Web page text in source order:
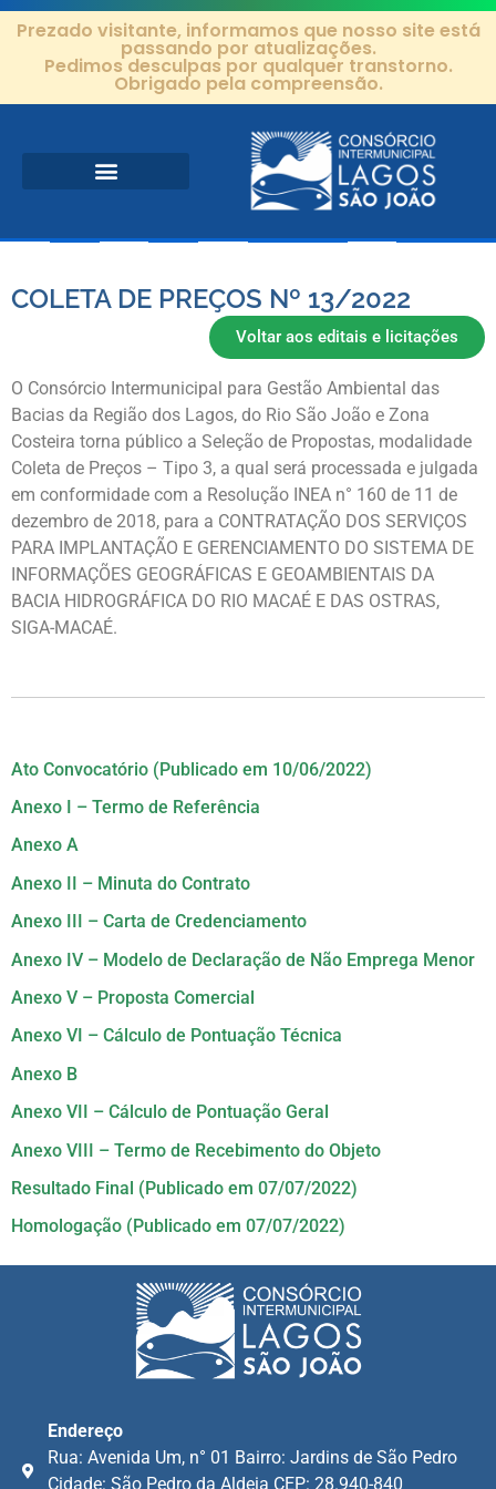
Prezado visitante, informamos que nosso site está
passando por atualizações.
Pedimos desculpas por qualquer transtorno.
Obrigado pela compreensão.
COLETA DE PREÇOS Nº 13/2022
Voltar aos editais e licitações
O Consórcio Intermunicipal para Gestão Ambiental das
Bacias da Região dos Lagos, do Rio São João e Zona
Costeira torna público a Seleção de Propostas, modalidade
Coleta de Preços – Tipo 3, a qual será processada e julgada
em conformidade com a Resolução INEA n° 160 de 11 de
dezembro de 2018, para a CONTRATAÇÃO DOS SERVIÇOS
PARA IMPLANTAÇÃO E GERENCIAMENTO DO SISTEMA DE
INFORMAÇÕES GEOGRÁFICAS E GEOAMBIENTAIS DA
BACIA HIDROGRÁFICA DO RIO MACAÉ E DAS OSTRAS,
SIGA-MACAÉ.
Ato Convocatório (Publicado em 10/06/2022)
Anexo I – Termo de Referência
Anexo A
Anexo II – Minuta do Contrato
Anexo III – Carta de Credenciamento
Anexo IV – Modelo de Declaração de Não Emprega Menor
Anexo V – Proposta Comercial
Anexo VI – Cálculo de Pontuação Técnica
Anexo B
Anexo VII – Cálculo de Pontuação Geral
Anexo VIII – Termo de Recebimento do Objeto
Resultado Final (Publicado em 07/07/2022)
Homologação (Publicado em 07/07/2022)
Endereço
Rua: Avenida Um, n° 01 Bairro: Jardins de São Pedro
Cidade: São Pedro da Aldeia CEP: 28.940-840